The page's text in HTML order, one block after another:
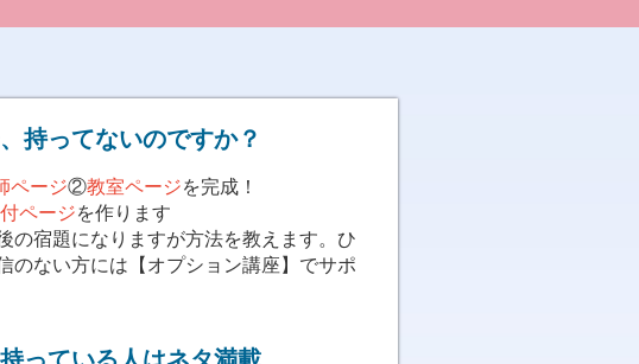
持ってないのですか？
ページ②教室ページを完成！
ページを作ります
の宿題になりますが方法を教えます。ひ
のない方には【オプション講座】でサポ